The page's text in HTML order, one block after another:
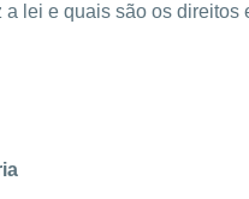
lei e quais são os direitos